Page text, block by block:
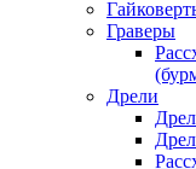
Граверы
Дрели